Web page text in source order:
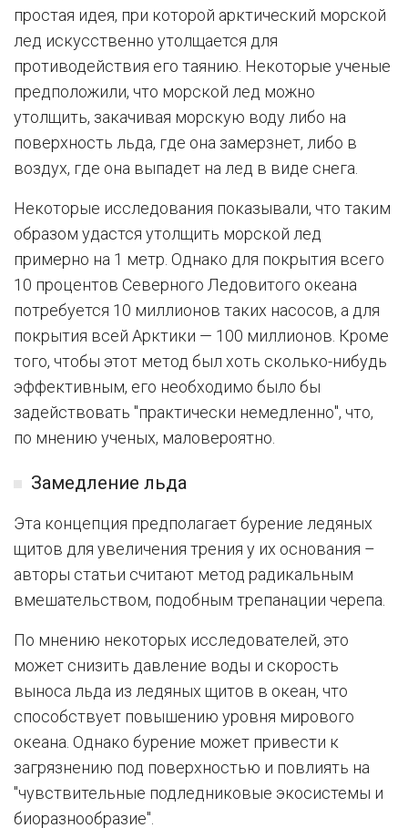
простая идея, при которой арктический морской
лед искусственно утолщается для
противодействия его таянию. Некоторые ученые
предположили, что морской лед можно
утолщить, закачивая морскую воду либо на
поверхность льда, где она замерзнет, либо в
воздух, где она выпадет на лед в виде снега.
Некоторые исследования показывали, что таким
образом удастся утолщить морской лед
примерно на 1 метр. Однако для покрытия всего
10 процентов Северного Ледовитого океана
потребуется 10 миллионов таких насосов, а для
покрытия всей Арктики — 100 миллионов. Кроме
того, чтобы этот метод был хоть сколько-нибудь
эффективным, его необходимо было бы
задействовать "практически немедленно", что,
по мнению ученых, маловероятно.
Замедление льда
Эта концепция предполагает бурение ледяных
щитов для увеличения трения у их основания –
авторы статьи считают метод радикальным
вмешательством, подобным трепанации черепа.
По мнению некоторых исследователей, это
может снизить давление воды и скорость
выноса льда из ледяных щитов в океан, что
способствует повышению уровня мирового
океана. Однако бурение может привести к
загрязнению под поверхностью и повлиять на
"чувствительные подледниковые экосистемы и
биоразнообразие".